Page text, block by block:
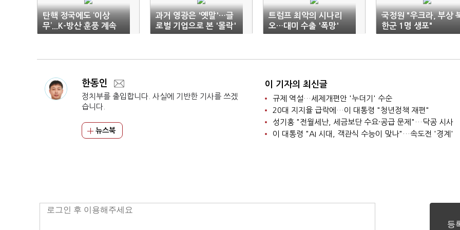
탄핵 정국에도 ‘이상
무’...K-방산 훈풍 계속
과거 영광은 '옛말'…글
로벌 기업으로 본 '몰락'
트럼프 최악의 시나리
오…대미 수출 '폭망'
국정원 "우크라, 부상
한군 1명 생포"
한동인
정치부를 출입합니다. 사실에 기반한 기사를 쓰겠
습니다.
뉴스북
이 기자의 최신글
규제 역설…세제개편안 '누더기' 수순
20대 지지율 급락에…이 대통령 "청년정책 재편"
성기홍 "전월세난, 세금보단 수요·공급 문제"…닥공 시사
이 대통령 "AI 시대, 객관식 수능이 맞나"…속도전 '경계'